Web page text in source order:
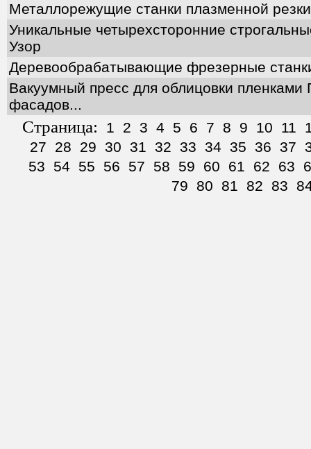
Металлорежущие станки плазменной
Уникальные четырехсторонние
Узор
Деревообрабатывающие фрезерные
Вакуумный пресс для облицовки
фасадов...
Страница: 1 2 3 4 5 6 7 8 9 10 11
27
28 29 30 31 32 33 34 35 36 37
53
54 55 56 57 58 59 60 61 62 63
79
80 81 82 83